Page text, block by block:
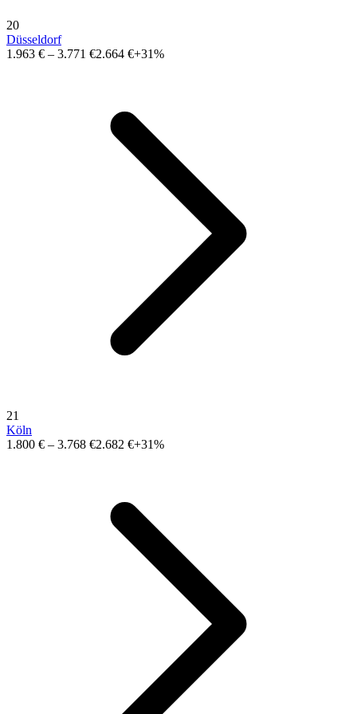
20
Düsseldorf
1.963 € – 3.771 €2.664 €+31%
21
Köln
1.800 € – 3.768 €2.682 €+31%